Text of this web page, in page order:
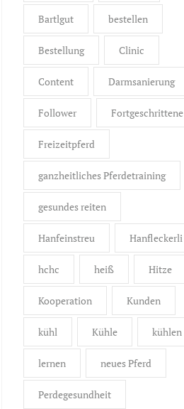
Bartlgut bestellen
Bestellung Clinic
Content Darmsanierung
Follower Fortgeschrittene
Freizeitpferd
ganzheitliches Pferdetraining
gesundes reiten
Hanfeinstreu Hanfleckerli
hchc heiß Hitze
Kooperation Kunden
kühl Kühle kühlen
lernen neues Pferd
Perdegesundheit